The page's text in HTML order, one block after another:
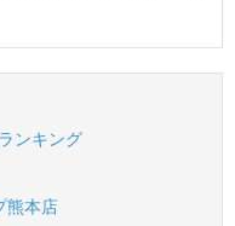
ンキング
熊本店